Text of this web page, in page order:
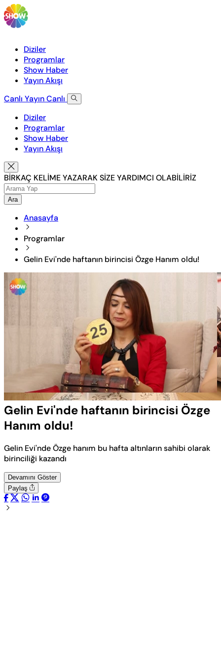
Diziler
Programlar
Show Haber
Yayın Akışı
Canlı YayınCanlı
Diziler
Programlar
Show Haber
Yayın Akışı
BİRKAÇ KELİME YAZARAK SİZE YARDIMCI OLABİLİRİZ
Ara
Anasayfa
Programlar
Gelin Evi'nde haftanın birincisi Özge Hanım oldu!
Aç
Yüklendi
40.20%
Oynatma
Hızı
Gelin Evi'nde haftanın birincisi Özge
Hanım oldu!
Gelin Evi'nde Özge hanım bu hafta altınların sahibi olarak
birinciliği kazandı
Devamını Göster
Paylaş